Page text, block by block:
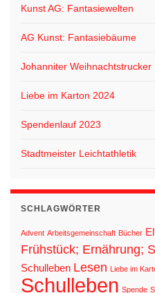
Kunst AG: Fantasiewelten
AG Kunst: Fantasiebäume
Johanniter Weihnachtstrucker
Liebe im Karton 2024
Spendenlauf 2023
Stadtmeister Leichtathletik
SCHLAGWÖRTER
Advent Arbeitsgemeinschaft Bücher
Frühstück; Ernährung;
Schulleben Lesen Liebe im
Schulleben Spende